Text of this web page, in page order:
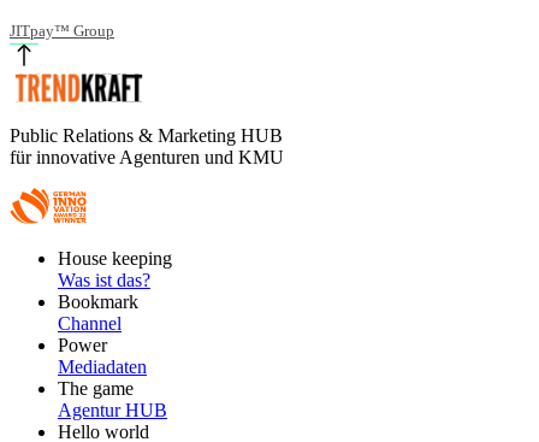
JITpay™ Group
Public Relations & Marketing HUB
für innovative Agenturen und KMU
FooterHouse keeping
Was ist das?
Bookmark
Channel
Power
Mediadaten
The game
Agentur HUB
Hello world